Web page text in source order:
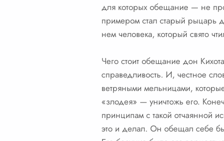
для которых обещание — не
примером стал старый рыцарь
нем человека, который свято
Чего стоит обещание дон
справедливость. И, честное
ветряными мельницами,
«злодея» — уничтожь его.
принципам с такой отчаянной
это и делал. Он обещал себе